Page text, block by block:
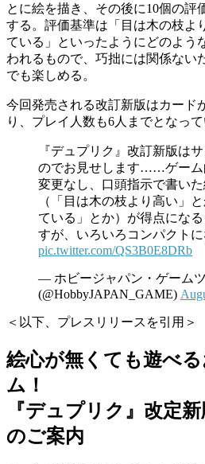
とに絵を描き、その後に10個の評
する。評価基準は「目は木の枝よ
ている」といったようにどのよう
われるもので、巧拙には関係ない
でも楽しめる。
今回発売される改訂新版はカード
り、プレイ人数も6人までとなって
『デュプリク』改訂新版は
のでお見せします……ゲーム
変更なし、口頭指示で書い
（「目は木の枝より高い」
ている」とか）が得点にな
すが、いろいろコンパクト
pic.twitter.com/QS3B0E8DRb
— ホビージャパン・ゲーム
(@HobbyJAPAN_GAME)
＜以下、プレスリリースを引用＞
絵心が無くても遊べ
ム！
『デュプリク』改定
のご案内